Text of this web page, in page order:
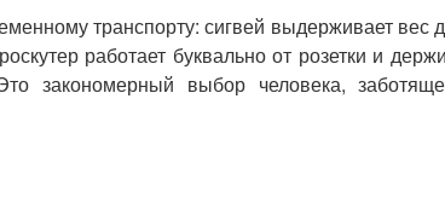
транспорту: сигвей выдерживает вес
работает буквально от розетки и
закономерный выбор человека,